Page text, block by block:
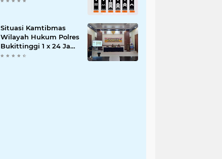
Situasi Kamtibmas
Wilayah Hukum Polres
Bukittinggi 1 x 24 Jam
Senin 27 Juni 2022